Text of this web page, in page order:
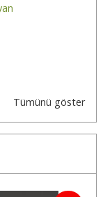
Tümünü göster